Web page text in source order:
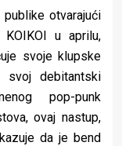
otvarajući
u aprilu,
svoje klupske
svoj debitantski
pop-punk
ovaj nastup,
da je bend